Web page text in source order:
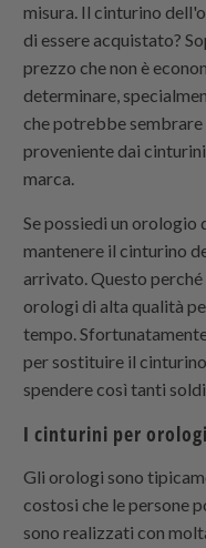
misura. Il cinturino
di essere acquistato?
prezzo che non è
determinare,
che potrebbe
proveniente dai
marca.
Se possiedi un orologio
mantenere il cinturino
arrivato. Questo
orologi di alta qualità
tempo.
per sostituire il
spendere così tanti
I cinturini per
Gli orologi sono
costosi che le persone
sono realizzati con